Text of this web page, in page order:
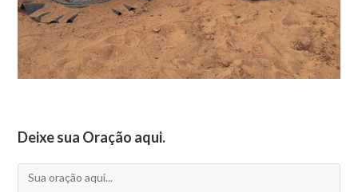
Deixe sua Oração aqui.